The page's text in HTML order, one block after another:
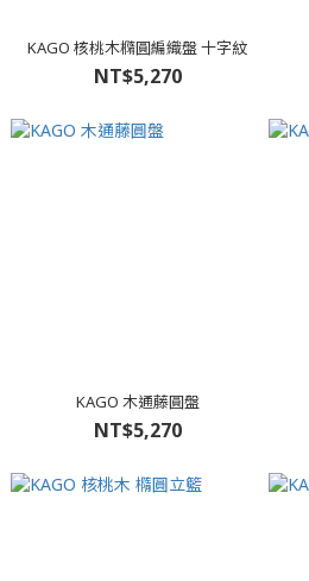
KAGO 核桃木橢圓編織盤 十字紋
NT$5,270
KAGO 木通藤圓盤
NT$5,270